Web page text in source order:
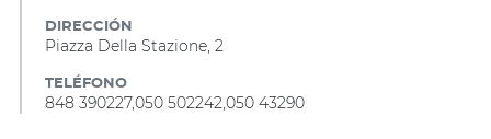
DIRECCIÓN
Piazza Della Stazione, 2
TELÉFONO
848 390227,050 502242,050 43290